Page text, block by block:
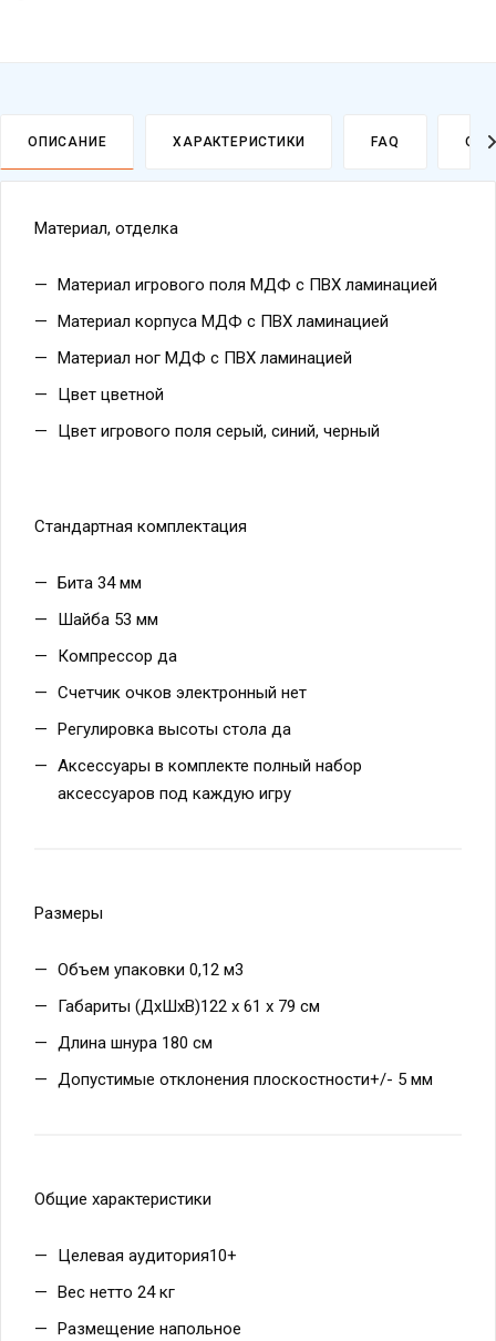
ОПИСАНИЕ ХАРАКТЕРИСТИКИ FAQ
Материал, отделка
Материал игрового поля МДФ с ПВХ ламинацией
Материал корпуса МДФ с ПВХ ламинацией
Материал ног МДФ с ПВХ ламинацией
Цвет цветной
Цвет игрового поля серый, синий, черный
Стандартная комплектация
Бита 34 мм
Шайба 53 мм
Компрессор да
Счетчик очков электронный нет
Регулировка высоты стола да
Аксессуары в комплекте полный набор
аксессуаров под каждую игру
Размеры
Объем упаковки 0,12 м3
Габариты (ДхШхВ)122 х 61 х 79 см
Длина шнура 180 см
Допустимые отклонения плоскостности+/- 5 мм
Общие характеристики
Целевая аудитория10+
Вес нетто 24 кг
Размещение напольное